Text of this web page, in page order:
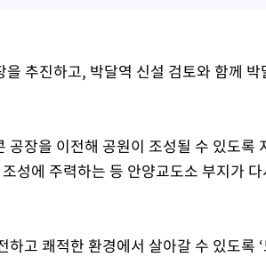
추진하고, 박달역 신설 검토와 함께
공장을 이전해 공원이 조성될 수 있도록
성에 주력하는 등 안양교도소 부지가
고 쾌적한 환경에서 살아갈 수 있도록